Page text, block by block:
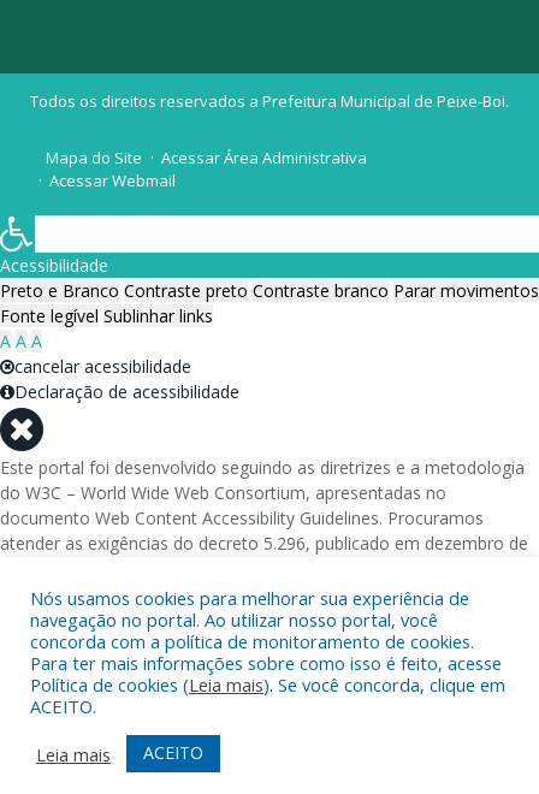
Todos os direitos reservados a Prefeitura Municipal de Peixe-Boi.
Mapa do Site
Acessar Área Administrativa
Acessar Webmail
Nós usamos cookies para melhorar sua experiência de
navegação no portal. Ao utilizar nosso portal, você
concorda com a política de monitoramento de cookies.
Para ter mais informações sobre como isso é feito, acesse
Política de cookies (Leia mais). Se você concorda, clique em
ACEITO.
Leia mais
ACEITO
Acessibilidade
Preto e Branco Contraste preto Contraste branco Parar movimentos
Fonte legível Sublinhar links
A A A
cancelar acessibilidade
Declaração de acessibilidade
Este portal foi desenvolvido seguindo as diretrizes e a metodologia
do W3C – World Wide Web Consortium, apresentadas no
documento Web Content Accessibility Guidelines. Procuramos
atender as exigências do decreto 5.296, publicado em dezembro de
eletrônicos da administração pública na rede mundial de
computadores para o uso das pessoas com necessidades especiais,
garantindo-lhes o pleno acesso aos conteúdos disponíveis.
Além de validações automáticas, foram realizados testes em
diversos navegadores e através do utilitário de acesso a Internet do
DOSVOX, sistema operacional destinado deficientes visuais.